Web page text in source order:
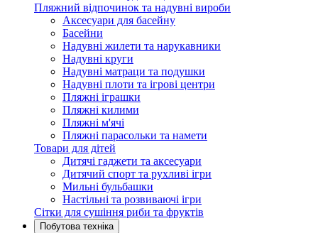
Пляжний відпочинок та надувні вироби
Аксесуари для басейну
Басейни
Надувні жилети та нарукавники
Надувні круги
Надувні матраци та подушки
Надувні плоти та ігрові центри
Пляжні іграшки
Пляжні килими
Пляжні м'ячі
Пляжні парасольки та намети
Товари для дітей
Дитячі гаджети та аксесуари
Дитячий спорт та рухливі ігри
Мильні бульбашки
Настільні та розвиваючі ігри
Сітки для сушіння риби та фруктів
Побутова техніка